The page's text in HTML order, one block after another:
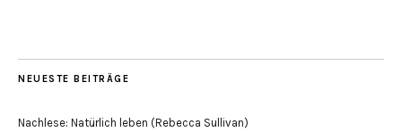
NEUESTE BEITRÄGE
Nachlese: Natürlich leben (Rebecca Sullivan)